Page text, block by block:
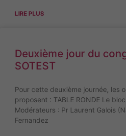
LIRE PLUS
Deuxième jour du
SOTEST
Pour cette deuxième journée, les
proposent : TABLE RONDE Le
Modérateurs : Pr Laurent Galois
Fernandez